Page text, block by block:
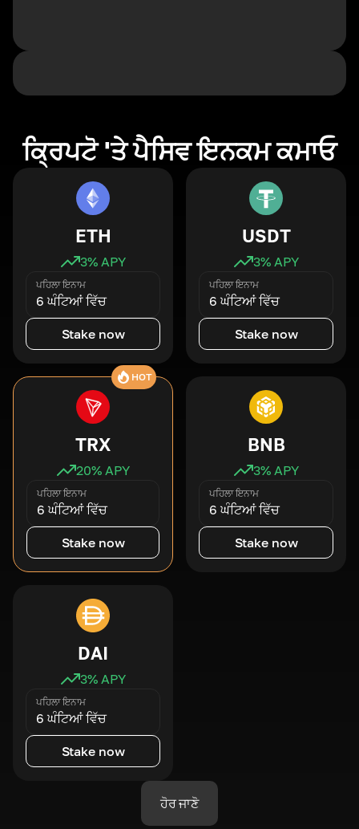
ਕ੍ਰਿਪਟੋ 'ਤੇ ਪੈਸਿਵ ਇਨਕਮ ਕਮਾਓ
ETH
3% APY
ਪਹਿਲਾ ਇਨਾਮ
6 ਘੰਟਿਆਂ ਵਿੱਚ
Stake now
USDT
3% APY
ਪਹਿਲਾ ਇਨਾਮ
6 ਘੰਟਿਆਂ ਵਿੱਚ
Stake now
HOT
TRX
20% APY
ਪਹਿਲਾ ਇਨਾਮ
6 ਘੰਟਿਆਂ ਵਿੱਚ
Stake now
BNB
3% APY
ਪਹਿਲਾ ਇਨਾਮ
6 ਘੰਟਿਆਂ ਵਿੱਚ
Stake now
DAI
3% APY
ਪਹਿਲਾ ਇਨਾਮ
6 ਘੰਟਿਆਂ ਵਿੱਚ
Stake now
ਹੋਰ ਜਾਣੋ